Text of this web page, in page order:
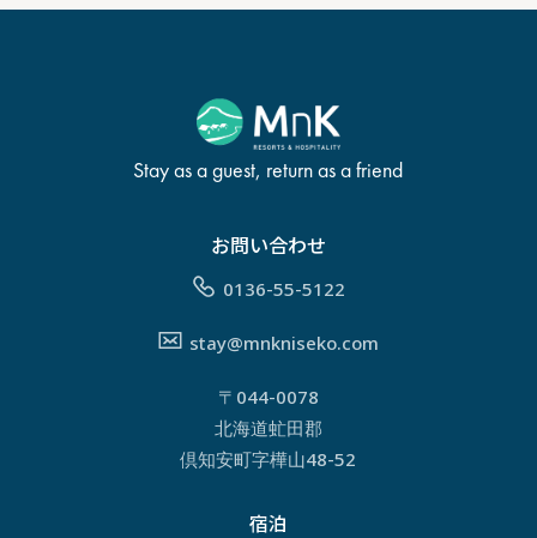
Stay as a guest, return as a friend
お問い合わせ
0136-55-5122
stay@mnkniseko.com
〒044-0078
北海道虻田郡
倶知安町字樺山48-52
宿泊